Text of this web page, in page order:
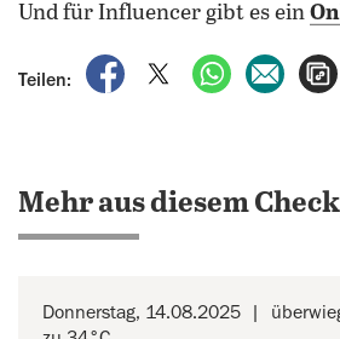
Und für Influencer gibt es ein
Teilen:
auf Facebook teilen
auf X teilen
per per
Mehr aus diesem
Donnerstag, 14.08.2025